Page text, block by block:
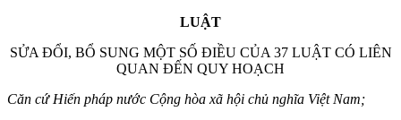
LUẬT
SỬA ĐỔI, BỔ SUNG MỘT SỐ ĐIỀU CỦA 37 LUẬT CÓ LIÊN
QUAN ĐẾN QUY HOẠCH
Căn cứ Hiến pháp nước Cộng hòa xã hội chủ nghĩa Việt Nam;